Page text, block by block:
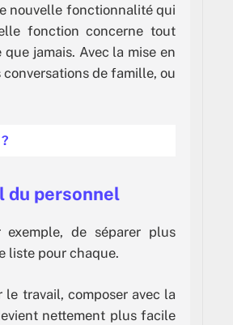
nouvelle fonctionnalité qui
fonction concerne tout
jamais. Avec la mise en
de famille, ou
du personnel
de séparer plus
liste pour chaque.
travail, composer avec la
nettement plus facile